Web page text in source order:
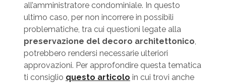
all’amministratore condominiale. In questo
ultimo caso, per non incorrere in possibili
problematiche, tra cui questioni legate alla
preservazione del decoro architettonico,
potrebbero rendersi necessarie ulteriori
approvazioni. Per approfondire questa tematica
ti consiglio questo articolo in cui trovi anche